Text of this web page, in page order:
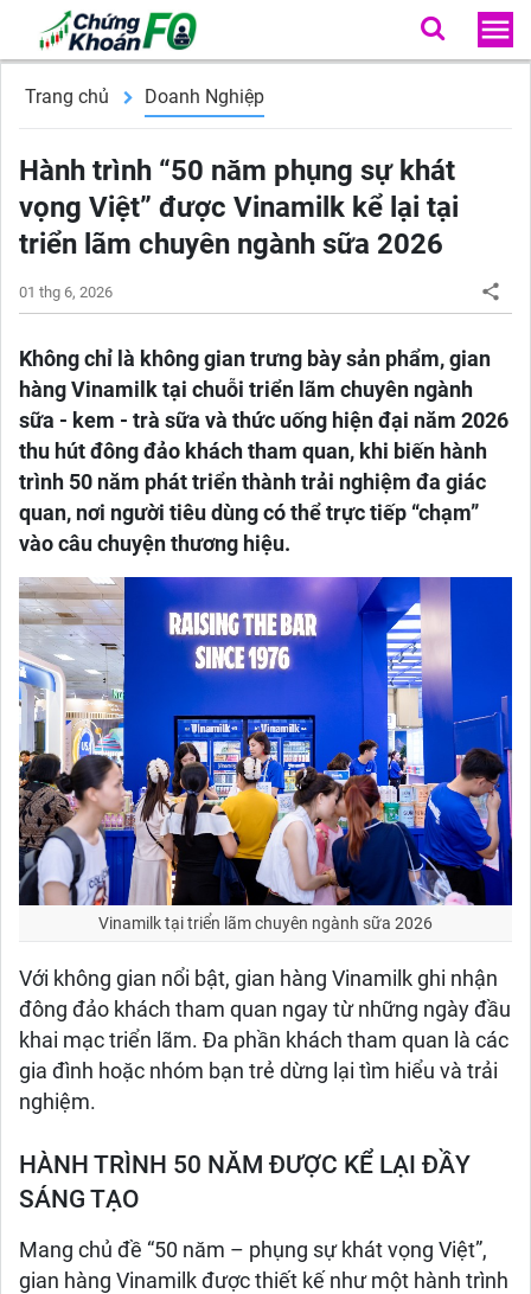
Trang chủ Doanh Nghiệp
Hành trình “50 năm phụng sự khát
vọng Việt” được Vinamilk kể lại tại
triển lãm chuyên ngành sữa 2026
01 thg 6, 2026
Không chỉ là không gian trưng bày sản phẩm, gian
hàng Vinamilk tại chuỗi triển lãm chuyên ngành
sữa - kem - trà sữa và thức uống hiện đại năm 2026
thu hút đông đảo khách tham quan, khi biến hành
trình 50 năm phát triển thành trải nghiệm đa giác
quan, nơi người tiêu dùng có thể trực tiếp “chạm”
vào câu chuyện thương hiệu.
Vinamilk tại triển lãm chuyên ngành sữa 2026
Với không gian nổi bật, gian hàng Vinamilk ghi nhận
đông đảo khách tham quan ngay từ những ngày đầu
khai mạc triển lãm. Đa phần khách tham quan là các
gia đình hoặc nhóm bạn trẻ dừng lại tìm hiểu và trải
nghiệm.
HÀNH TRÌNH 50 NĂM ĐƯỢC KỂ LẠI ĐẦY
SÁNG TẠO
Mang chủ đề “50 năm – phụng sự khát vọng Việt”,
gian hàng Vinamilk được thiết kế như một hành trình